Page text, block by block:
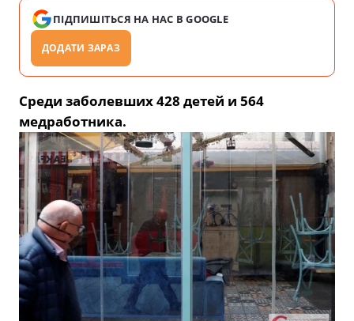
ПІДПИШІТЬСЯ НА НАС В GOOGLE
ДОДАТИ ЗАРАЗ
Среди заболевших 428 детей и 564
медработника.